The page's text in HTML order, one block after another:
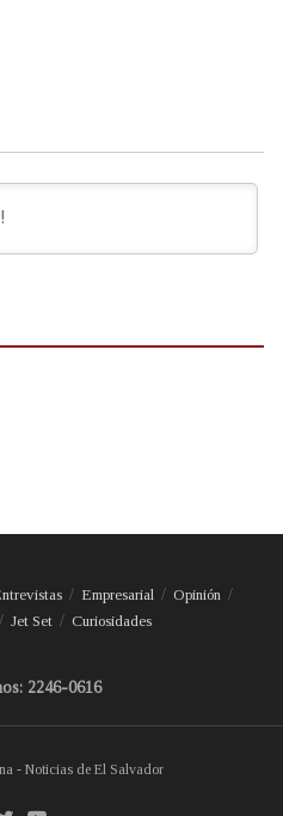
Empresarial
Opinión
Jet Set Curiosidades
2246-0616
- Noticias de El Salvador